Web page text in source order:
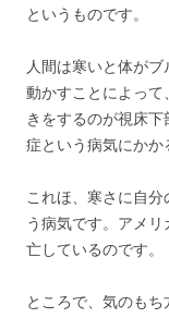
というものです。
人間は寒いと体が
動かすことによっ
きをするのが視床
症という病気にかか
これほ、寒さに自
う病気です。アメ
亡しているのです。
ところで、気のも